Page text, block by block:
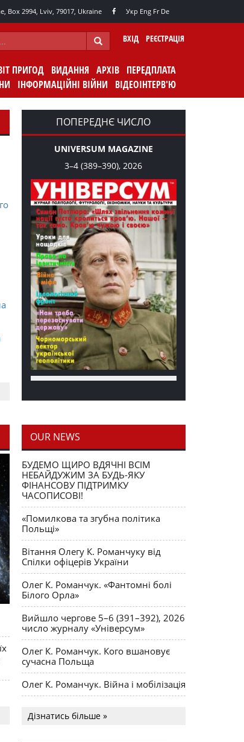
Box 2994, Lviv, 79017, Ukraine Укр Eng Fr De
ВХІД РЕЄСТРАЦІЯ
ПРИГОД ВИДАННЯ АРХІВ ПЕРЕДПЛАТА
ІНФОРМАЦІЙНІ ВІЙНИ ВІДЕОІНТЕРВ'Ю
ПОПЕРЕДНЄ ЧИСЛО
UNIVERSUM MAGAZINE
3–4 (389–390), 2026
OUR NEWS
БУДЕМО ЩИРО ВДЯЧНІ ВСІМ
НЕБАЙДУЖИМ ЗА БУДЬ-ЯКУ
ФІНАНСОВУ ПІДТРИМКУ
ЧАСОПИСОВІ!
«Помилкова та згубна політика
Польщі»
Вітання Олегу К. Романчуку від
Спілки офіцерів України
Олег К. Романчук. «Фантомні болі
Білого Орла»
Вийшло чергове 5–6 (391–392), 2026
число журналу «Універсум»
Олег К. Романчук. Кого вшановує
сучасна Польща
Олег К. Романчук. Війна і мобілізація
долучилися до найбільшої
Дізнатись більше »